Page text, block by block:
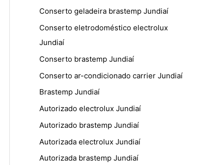
Conserto geladeira brastemp Jundiaí
Conserto eletrodoméstico electrolux
Jundiaí
Conserto brastemp Jundiaí
Conserto ar-condicionado carrier Jundiaí
Brastemp Jundiaí
Autorizado electrolux Jundiaí
Autorizado brastemp Jundiaí
Autorizada electrolux Jundiaí
Autorizada brastemp Jundiaí